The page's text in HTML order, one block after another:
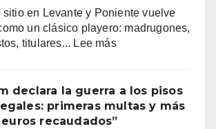
sitio en Levante y Poniente vuelve
un clásico playero: madrugones,
titulares... Lee más:
la
batalla
por
declara la guerra a los pisos
primeras multas y más
recaudados”